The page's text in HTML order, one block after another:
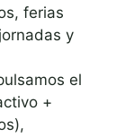
ferias
y
el
+